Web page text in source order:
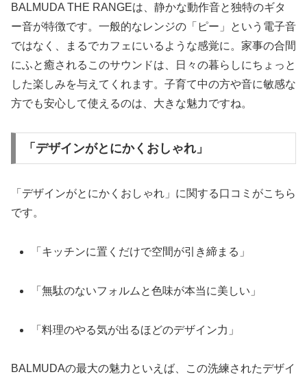
BALMUDA THE RANGEは、静かな動作音と独特のギタ
ー音が特徴です。一般的なレンジの「ピー」という電子音
ではなく、まるでカフェにいるような感覚に。家事の合間
にふと癒されるこのサウンドは、日々の暮らしにちょっと
した楽しみを与えてくれます。子育て中の方や音に敏感な
方でも安心して使えるのは、大きな魅力ですね。
「デザインがとにかくおしゃれ」
「デザインがとにかくおしゃれ」に関する口コミがこちら
です。
「キッチンに置くだけで空間が引き締まる」
「無駄のないフォルムと色味が本当に美しい」
「料理のやる気が出るほどのデザイン力」
BALMUDAの最大の魅力といえば、この洗練されたデザイ